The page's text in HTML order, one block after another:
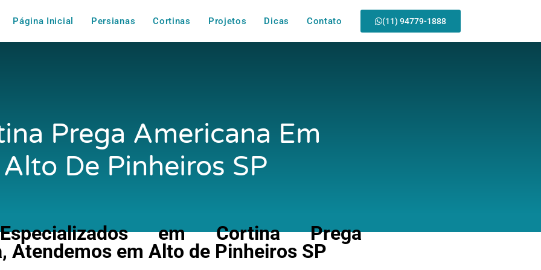
Página Inicial Persianas Cortinas Projetos Dicas Contato (11) 94779-1888
Prega Americana Em
Alto De Pinheiros SP
em Cortina Prega
Atendemos em Alto de Pinheiros SP